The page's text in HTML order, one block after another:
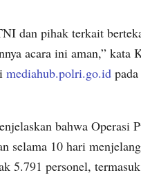
dan pihak terkait
acara ini aman,” kata
mediahub.polri.go.id
bahwa Operasi
selama 10 hari
5.791 personel,